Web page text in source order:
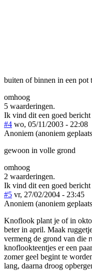
buiten of binnen in een pot
omhoog
5 waarderingen.
Ik vind dit een goed bericht
#4 wo, 05/11/2003 - 22:08
Anoniem (anoniem
gewoon in volle grond
omhoog
2 waarderingen.
Ik vind dit een goed bericht
#5 vr, 27/02/2004 - 23:45
Anoniem (anoniem
Knoflook plant je of in
beter in april. Maak
vermeng de grond van die
knoflookteentjes er een
zomer geel begint te
lang, daarna droog